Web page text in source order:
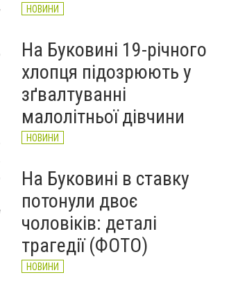
НОВИНИ
На Буковині 19-річного
хлопця підозрюють у
зґвалтуванні
малолітньої дівчини
НОВИНИ
На Буковині в ставку
потонули двоє
чоловіків: деталі
трагедії (ФОТО)
НОВИНИ